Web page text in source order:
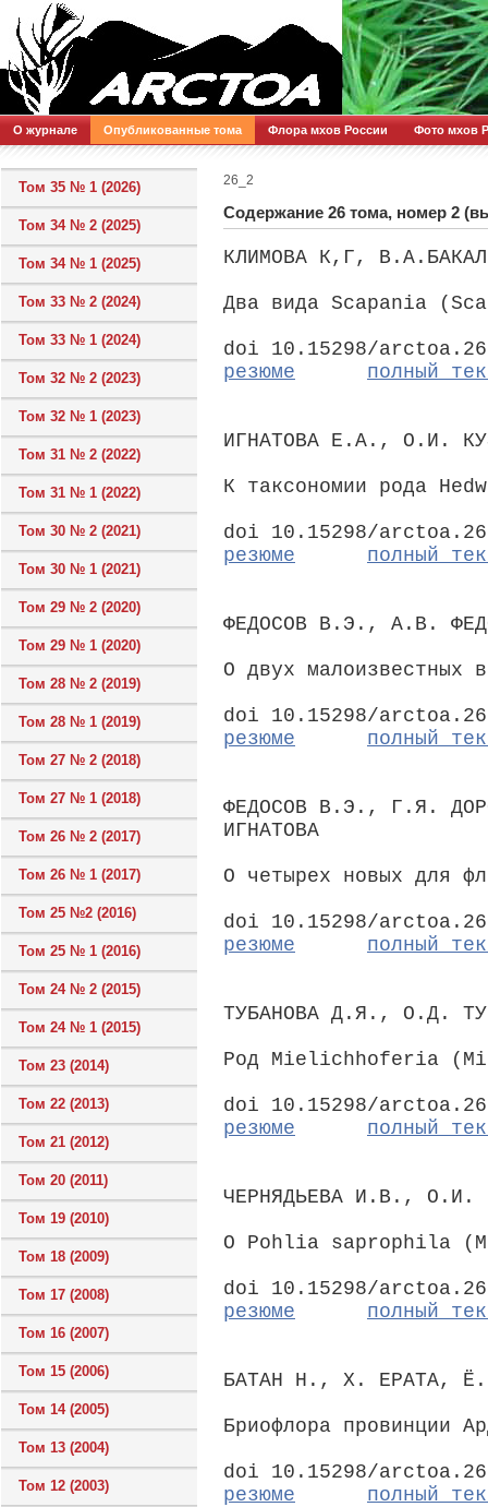
О журнале Опубликованные тома Флора мхов России Фото мхов
Том 35 № 1 (2026)
Том 34 № 2 (2025)
Том 34 № 1 (2025)
Том 33 № 2 (2024)
Том 33 № 1 (2024)
Том 32 № 2 (2023)
Том 32 № 1 (2023)
Том 31 № 2 (2022)
Том 31 № 1 (2022)
Том 30 № 2 (2021)
Том 30 № 1 (2021)
Том 29 № 2 (2020)
Том 29 № 1 (2020)
Том 28 № 2 (2019)
Том 28 № 1 (2019)
Том 27 № 2 (2018)
Том 27 № 1 (2018)
Том 26 № 2 (2017)
Том 26 № 1 (2017)
Том 25 №2 (2016)
Том 25 № 1 (2016)
Том 24 № 2 (2015)
Том 24 № 1 (2015)
Том 23 (2014)
Том 22 (2013)
Том 21 (2012)
Том 20 (2011)
Том 19 (2010)
Том 18 (2009)
Том 17 (2008)
Том 16 (2007)
Том 15 (2006)
Том 14 (2005)
Том 13 (2004)
Том 12 (2003)
26_2
Содержание 26 тома, номер 2
КЛИМОВА К,Г,
Два вида Scapania
doi 10.15298/
резюме
полный
ИГНАТОВА Е.А., О.И.
К таксономии рода
doi 10.15298/
резюме
полный
ФЕДОСОВ В.Э., А.В.
О двух малоизвестных
doi 10.15298/
резюме
полный
ФЕДОСОВ В.Э., Г.Я.
ИГНАТОВА
О четырех новых для
doi 10.15298/
резюме
полный
ТУБАНОВА Д.Я., О.Д.
Род Mielichhoferia
doi 10.15298/
резюме
полный
ЧЕРНЯДЬЕВА И.В., О.И.
О Pohlia saprophila
doi 10.15298/
резюме
полный
БАТАН Н., Х. ЕРАТА,
Бриофлора провинции
doi 10.15298/
резюме
полный